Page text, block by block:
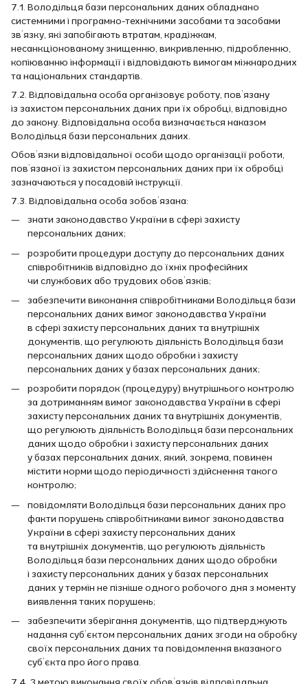
7.1. Володільця бази персональних даних обладнано
системними і програмно-технічними засобами та засобами
зв’язку, які запобігають втратам, крадіжкам,
несанкціонованому знищенню, викривленню, підробленню,
копіюванню інформації і відповідають вимогам міжнародних
та національних стандартів.
7.2. Відповідальна особа організовує роботу, пов’язану
із захистом персональних даних при їх обробці, відповідно
до закону. Відповідальна особа визначається наказом
Володільця бази персональних даних.
Обов’язки відповідальної особи щодо організації роботи,
пов’язаної із захистом персональних даних при їх обробці
зазначаються у посадовій інструкції.
7.3. Відповідальна особа зобов’язана:
знати законодавство України в сфері захисту
персональних даних;
розробити процедури доступу до персональних даних
співробітників відповідно до їхніх професійних
чи службових або трудових обов’язків;
забезпечити виконання співробітниками Володільця бази
персональних даних вимог законодавства України
в сфері захисту персональних даних та внутрішніх
документів, що регулюють діяльність Володільця бази
персональних даних щодо обробки і захисту
персональних даних у базах персональних даних;
розробити порядок (процедуру) внутрішнього контролю
за дотриманням вимог законодавства України в сфері
захисту персональних даних та внутрішніх документів,
що регулюють діяльність Володільця бази персональних
даних щодо обробки і захисту персональних даних
у базах персональних даних, який, зокрема, повинен
містити норми щодо періодичності здійснення такого
контролю;
повідомляти Володільця бази персональних даних про
факти порушень співробітниками вимог законодавства
України в сфері захисту персональних даних
та внутрішніх документів, що регулюють діяльність
Володільця бази персональних даних щодо обробки
і захисту персональних даних у базах персональних
даних у термін не пізніше одного робочого дня з моменту
виявлення таких порушень;
забезпечити зберігання документів, що підтверджують
надання суб’єктом персональних даних згоди на обробку
своїх персональних даних та повідомлення вказаного
суб’єкта про його права.